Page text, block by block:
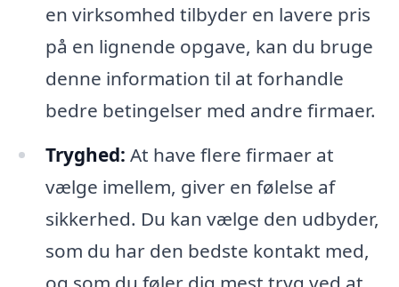
en virksomhed tilbyder en lavere pris
på en lignende opgave, kan du bruge
denne information til at forhandle
bedre betingelser med andre firmaer.
Tryghed: At have flere firmaer at
vælge imellem, giver en følelse af
sikkerhed. Du kan vælge den udbyder,
som du har den bedste kontakt med,